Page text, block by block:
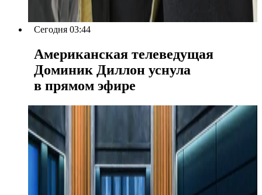
Сегодня 03:44
Американская телеведущая
Доминик Диллон уснула
в прямом эфире